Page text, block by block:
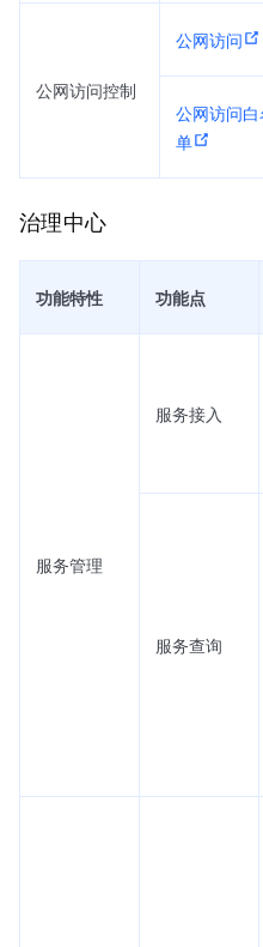
公网访问控制
公网访问
公网访问白
单
治理中心
功能特性 功能点
服务管理
服务接入
服务查询